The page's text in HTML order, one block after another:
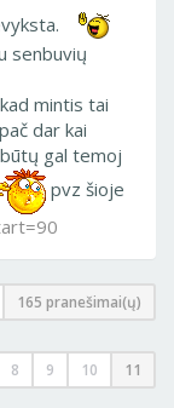
senbuvių
mintis tai
dar kai
gal temoj
pvz šioje
165 pranešimai(ų)
8 9 10 11